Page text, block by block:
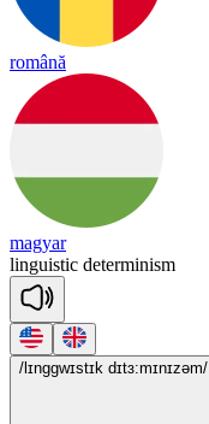
română
magyar
linguistic determinism
/lɪnggwɪstɪk dɪtɜ:mɪnɪzəm/